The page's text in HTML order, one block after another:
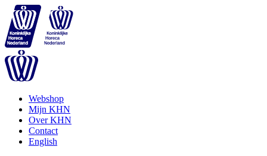
Webshop
Mijn KHN
Over KHN
Contact
English